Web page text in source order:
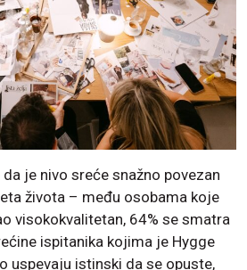
je nivo sreće snažno povezan
života – među osobama koje
visokokvalitetan, 64% se smatra
ispitanika kojima je Hygge
uspevaju istinski da se opuste,